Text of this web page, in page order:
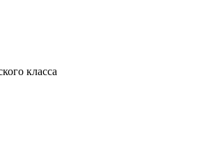
класса